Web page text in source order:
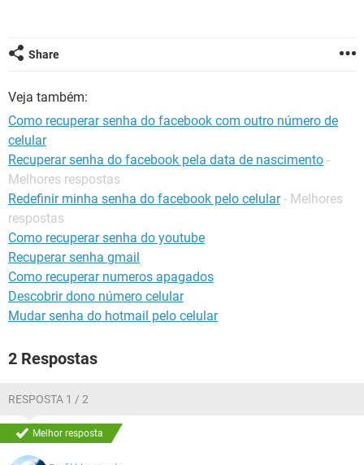
Share
Veja também:
Como recuperar senha do facebook com outro número de
celular
Recuperar senha do facebook pela data de nascimento -
Melhores respostas
Redefinir minha senha do facebook pelo celular - Melhores
respostas
Como recuperar senha do youtube
Recuperar senha gmail
Como recuperar numeros apagados
Descobrir dono número celular
Mudar senha do hotmail pelo celular
2 Respostas
RESPOSTA 1 / 2
Melhor resposta